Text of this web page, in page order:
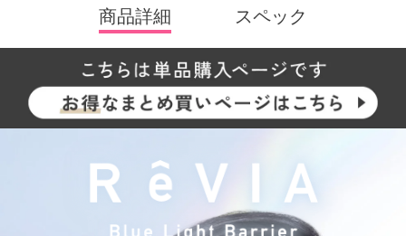
商品詳細 スペック